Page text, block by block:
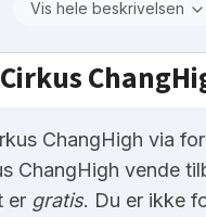
Vis hele beskrivelsen
ChangHigh via
ChangHigh vende
er gratis. Du er ikke